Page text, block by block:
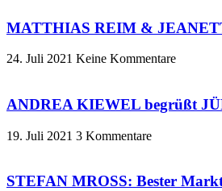
MATTHIAS REIM &
24. Juli 2021 Keine Kommentare
ANDREA KIEWEL begrüßt
19. Juli 2021 3 Kommentare
STEFAN MROSS: Bester